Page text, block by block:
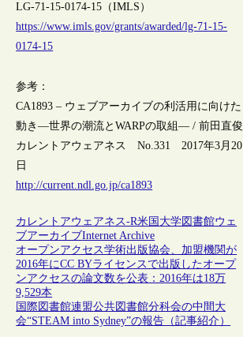
LG-71-15-0174-15（IMLS）
https://www.imls.gov/grants/awarded/lg-71-15-
0174-15
参考：
CA1893 – ウェブアーカイブの利活用に向けた
動き―世界の潮流とWARPの取組― / 前田直俊
カレントアウェアネス No.331 2017年3月20
日
http://current.ndl.go.jp/ca1893
カレントアウェアネス-R米国 大学図書館ウェ
ブアーカイブInternet Archive
オープンアクセス学術出版協会、加盟機関が
2016年にCC BYライセンスで出版したオープ
ンアクセスの論文数を公表：2016年は18万
9,529本
国際図書館連盟公共図書館分科会の中間大
会“STEAM into Sydney”の報告（記事紹介）